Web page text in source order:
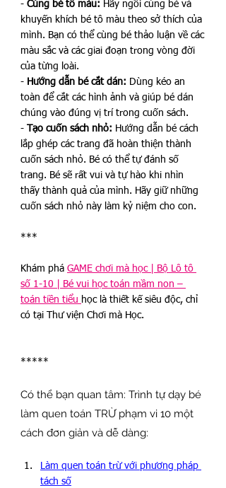
- Cùng bé tô màu: Hãy ngồi cùng bé và
khuyến khích bé tô màu theo sở thích của
mình. Bạn có thể cùng bé thảo luận về các
màu sắc và các giai đoạn trong vòng đời
của từng loài.
- Hướng dẫn bé cắt dán: Dùng kéo an
toàn để cắt các hình ảnh và giúp bé dán
chúng vào đúng vị trí trong cuốn sách.
-
Tạo cuốn sách nhỏ: Hướng dẫn bé cách
lắp ghép các trang đã hoàn thiện thành
cuốn sách nhỏ. Bé có thể tự đánh số
trang. Bé sẽ rất vui và tự hào khi nhìn
thấy thành quả của mình. Hãy giữ những
cuốn sách nhỏ này làm kỷ niệm cho con.
***
Khám phá GAME chơi mà học | Bộ Lô tô
số 1-10 | Bé vui học toán mầm non –
toán tiền tiểu học là thiết kế siêu độc, chỉ
có tại Thư viện Chơi mà Học.
*****
Có thể bạn quan tâm: Trình tự dạy bé
làm quen toán TRỪ phạm vi 10 một
cách đơn giản và dễ dàng:
Làm quen toán trừ với phương pháp
tách số